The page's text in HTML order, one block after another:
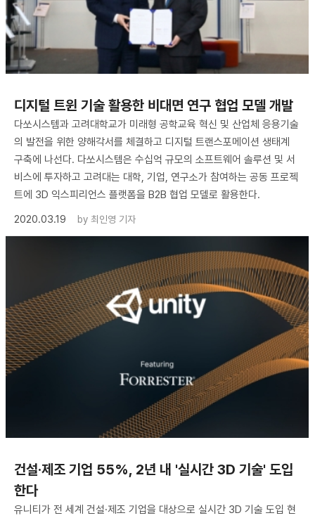
디지털 트윈 기술 활용한 비대면 연구 협업 모델 개발
다쏘시스템과 고려대학교가 미래형 공학교육 혁신 및 산업체 응용기술
의 발전을 위한 양해각서를 체결하고 디지털 트랜스포메이션 생태계
구축에 나선다. 다쏘시스템은 수십억 규모의 소프트웨어 솔루션 및 서
비스에 투자하고 고려대는 대학, 기업, 연구소가 참여하는 공동 프로젝
트에 3D 익스피리언스 플랫폼을 B2B 협업 모델로 활용한다.
2020.03.19
by 최인영 기자
건설·제조 기업 55%, 2년 내 '실시간 3D 기술' 도입
한다
유니티가 전 세계 건설·제조 기업을 대상으로 실시간 3D 기술 도입 현